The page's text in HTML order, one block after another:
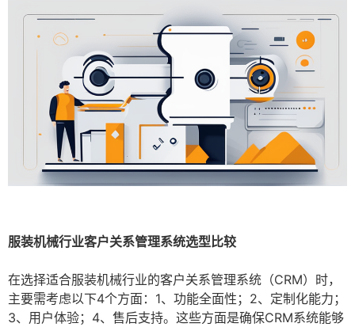
服装机械行业客户关系管理系统选型比较
在选择适合服装机械行业的客户关系管理系统（CRM）时，
主要需考虑以下4个方面：1、功能全面性；2、定制化能力；
3、用户体验；4、售后支持。这些方面是确保CRM系统能够